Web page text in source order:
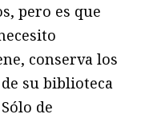
pero es que
conserva los
su biblioteca
de